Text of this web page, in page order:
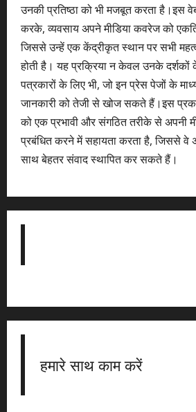
उनकी प्रतिष्ठा को भी मजबूत करता है।इस
करके, व्यवसाय अपने मीडिया कवरेज को
जिससे उन्हें एक केंद्रीकृत स्थान पर सभी
होती है। यह प्रक्रिया न केवल उनके दर्शकों
पत्रकारों के लिए भी, जो इन प्रेस पेजों के
जानकारी को तेजी से खोज सकते हैं।इस
को एक प्रभावी और संगठित तरीके से अपनी
प्रबंधित करने में सहायता करता है, जिससे वे
साथ बेहतर संवाद स्थापित कर सकते हैं।
हमारे साथ काम करें